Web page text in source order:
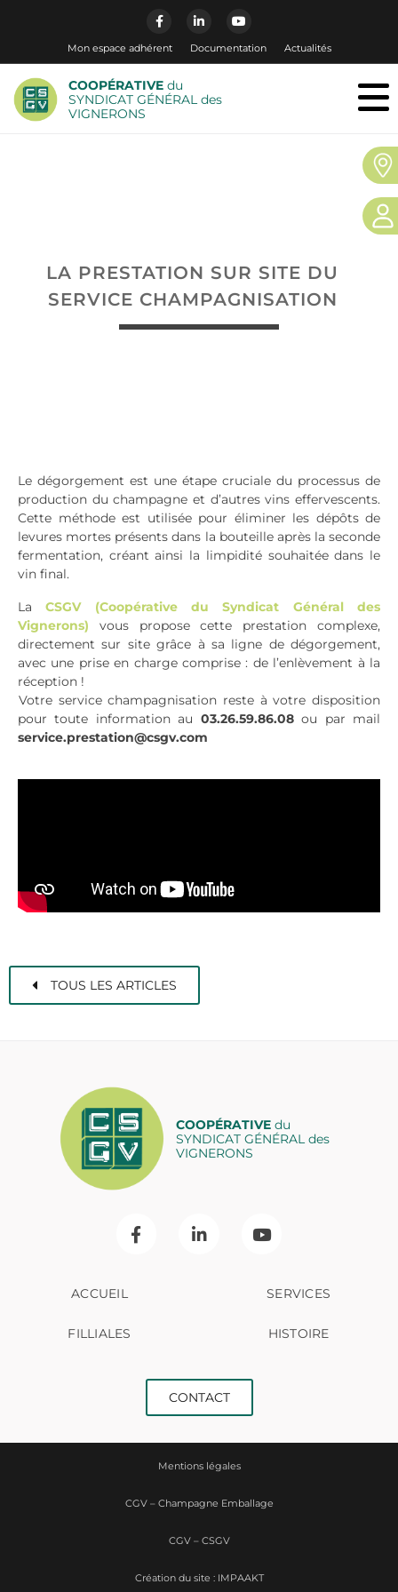
Mon espace adhérent Documentation Actualités
COOPÉRATIVE du
SYNDICAT GÉNÉRAL des
VIGNERONS
LA PRESTATION SUR SITE DU
SERVICE CHAMPAGNISATION
Le dégorgement est une étape cruciale du processus de
production du champagne et d’autres vins effervescents.
Cette méthode est utilisée pour éliminer les dépôts de
levures mortes présents dans la bouteille après la seconde
fermentation, créant ainsi la limpidité souhaitée dans le
vin final.
LaCSGV (Coopérative du Syndicat Général des
Vignerons) vous propose cette prestation complexe,
directement sur site grâce à sa ligne de dégorgement,
avec une prise en charge comprise : de l’enlèvement à la
réception !
Votre service champagnisation reste à votre disposition
pour toute information au 03.26.59.86.08ou par mail
service.prestation@csgv.com
TOUS LES ARTICLES
COOPÉRATIVEdu
SYNDICAT GÉNÉRAL des
VIGNERONS
ACCUEIL SERVICES
FILLIALES HISTOIRE
CONTACT
Mentions légales
CGV – Champagne Emballage
CGV – CSGV
Création du site : IMPAAKT